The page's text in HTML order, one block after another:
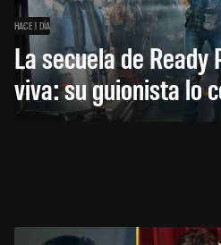
HACE 1 DÍA
La secuela de Ready
viva: su guionista lo